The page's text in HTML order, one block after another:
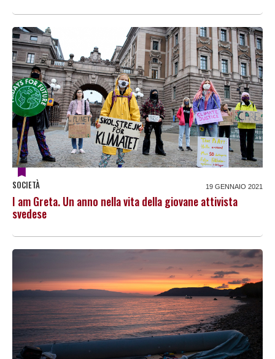
SOCIETÀ 19 GENNAIO 2021
I am Greta. Un anno nella vita della giovane attivista
svedese